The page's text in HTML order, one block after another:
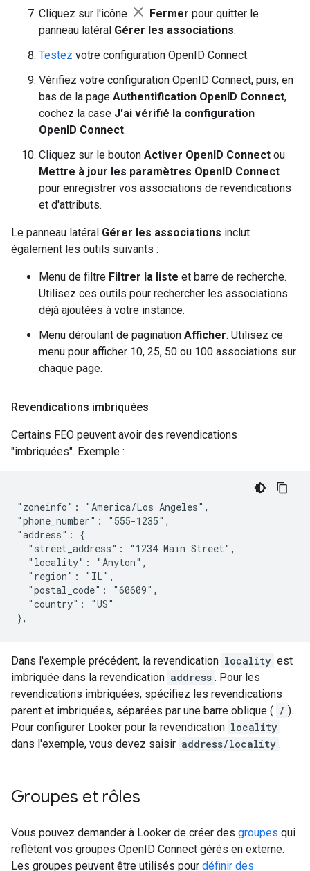
Cliquez sur l'icône close Fermer pour quitter le
panneau latéral Gérer les associations.
Testez votre configuration OpenID Connect.
Vérifiez votre configuration OpenID Connect, puis, en
bas de la page Authentification OpenID Connect,
cochez la case J'ai vérifié la configuration
OpenID Connect.
Cliquez sur le bouton Activer OpenID Connect ou
Mettre à jour les paramètres OpenID Connect
pour enregistrer vos associations de revendications
et d'attributs.
Le panneau latéral Gérer les associations inclut
également les outils suivants :
Menu de filtre Filtrer la liste et barre de recherche.
Utilisez ces outils pour rechercher les associations
déjà ajoutées à votre instance.
Menu déroulant de pagination Afficher. Utilisez ce
menu pour afficher 10, 25, 50 ou 100 associations sur
chaque page.
Revendications imbriquées
Certains FEO peuvent avoir des revendications
"imbriquées". Exemple :
"zoneinfo": "America/Los Angeles",
"phone_number": "555-1235",
"address": {
  "street_address": "1234 Main Street",
  "locality": "Anyton",
  "region": "IL",
  "postal_code": "60609",
  "country": "US"
Dans l'exemple précédent, la revendication locality est
imbriquée dans la revendication address . Pour les
revendications imbriquées, spécifiez les revendications
parent et imbriquées, séparées par une barre oblique ( / ).
Pour configurer Looker pour la revendication locality
dans l'exemple, vous devez saisir address/locality .
Groupes et rôles
Vous pouvez demander à Looker de créer des groupes qui
reflètent vos groupes OpenID Connect gérés en externe.
Les groupes peuvent être utilisés pour définir des